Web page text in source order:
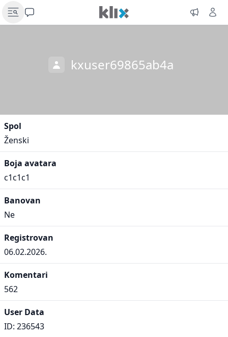
kxuser69865ab4a
Spol
Ženski
Boja avatara
c1c1c1
Banovan
Ne
Registrovan
06.02.2026.
Komentari
562
User Data
ID: 236543